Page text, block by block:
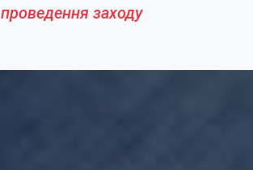
проведення заходу